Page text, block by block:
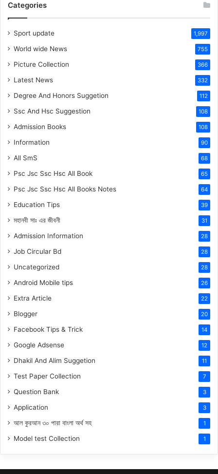
Categories
Sport update 1,997
World wide News 755
Picture Collection 366
Latest News 332
Degree And Honors Suggetion 112
Ssc And Hsc Suggestion 108
Admission Books 108
Information 90
All SmS 68
Psc Jsc Ssc Hsc All Book 65
Psc Jsc Ssc Hsc All Books Notes 64
Education Tips 39
মহানবী সাঃ এর জীবনী 31
Admission Information 28
Job Circular Bd 28
Uncategorized 28
Android Mobile tips 26
Extra Article 22
Blogger 20
Facebook Tips & Trick 14
Google Adsense 12
Dhakil And Alim Suggetion 11
Test Paper Collection 7
Question Bank 3
Application 3
আল কুরআন ৩০ পারা বাংলা অর্থ সহ 1
Model test Collection 1